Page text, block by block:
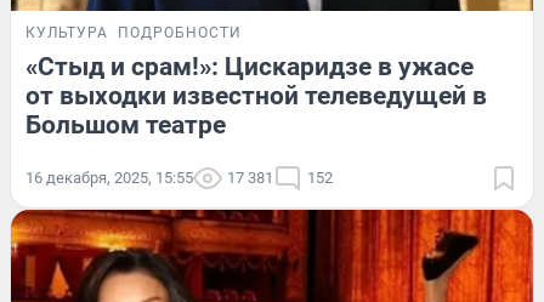
КУЛЬТУРА ПОДРОБНОСТИ
«Стыд и срам!»: Цискаридзе в ужасе
от выходки известной телеведущей в
Большом театре
16 декабря, 2025, 15:55 17 381 152